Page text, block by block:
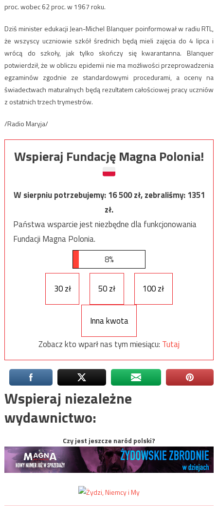
proc. wobec 62 proc. w 1967 roku.
Dziś minister edukacji Jean-Michel Blanquer poinformował w radiu RTL,
że wszyscy uczniowie szkół średnich będą mieli zajęcia do 4 lipca i
wrócą do szkoły, jak tylko skończy się kwarantanna. Blanquer
potwierdził, że w obliczu epidemii nie ma możliwości przeprowadzenia
egzaminów zgodnie ze standardowymi procedurami, a oceny na
świadectwach maturalnych będą rezultatem całościowej pracy uczniów
z ostatnich trzech trymestrów.
/Radio Maryja/
Wspieraj Fundację Magna Polonia!
W sierpniu potrzebujemy:16 500zł, zebraliśmy:1351
zł.
Państwa wsparcie jest niezbędne dla funkcjonowania
Fundacji Magna Polonia.
8%
30 zł 50 zł 100 zł
Inna kwota
Zobacz kto wparł nas tym miesiącu: Tutaj
Wspieraj niezależne
wydawnictwo:
Czy jest jeszcze naród polski?